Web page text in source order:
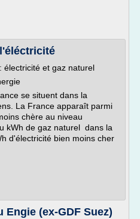
électricité et gaz naturel
se situent dans la
La France apparaît parmi
chère au niveau
kWh de gaz naturel dans la
d'électricité bien moins cher
(ex-GDF Suez)